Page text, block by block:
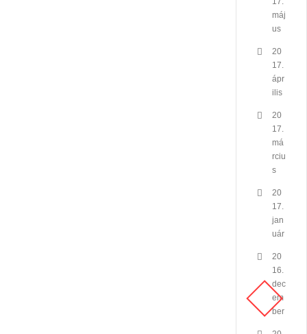
máj
us
20
17.
ápr
ilis
20
17.
má
rciu
s
20
17.
jan
uár
20
16.
dec
em
ber